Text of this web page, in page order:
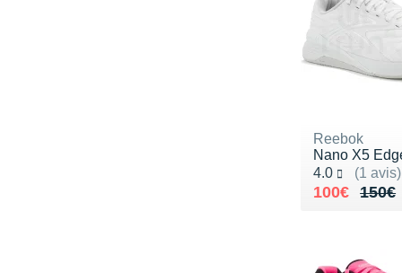
Reebok
Nano X5
4.0
(1 avis)
Noté 4.0 sur 5
150€
Au lieu de
100€
Vendu 100€